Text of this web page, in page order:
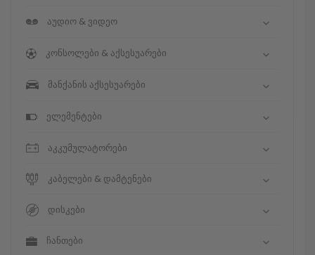
აუდიო & ვიდეო
კონსოლები & აქსესუარები
მანქანის აქსესუარები
ელემენტები
აკკუმულატორები
კაბელები & დამტენები
დისკები
ჩანთები